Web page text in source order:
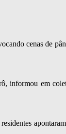
cenas de
informou em